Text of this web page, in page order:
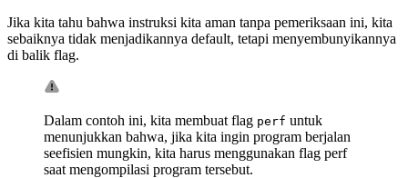
Jika kita tahu bahwa instruksi kita aman tanpa pemeriksaan ini, kita
sebaiknya tidak menjadikannya default, tetapi menyembunyikannya
di balik flag.
Dalam contoh ini, kita membuat flag perf untuk
menunjukkan bahwa, jika kita ingin program berjalan
seefisien mungkin, kita harus menggunakan flag perf
saat mengompilasi program tersebut.